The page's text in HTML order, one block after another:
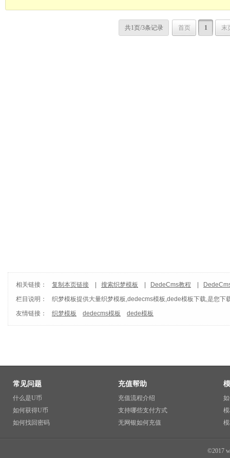
共1页/3条记录 首页 1 末
相关链接： 复制本页链接 搜索织梦模板 DedeCms教程
栏目说明：
织梦模板提供大量织梦模板,dedecms模板,dede模板下载,是您
友情链接：
织梦模板 dedecms模板 dede模板
常见问题
什么是U币
如何获得U币
如何找回密码
充值帮助
充值流程介绍
支持哪些支付方式
无网银如何充值
©2017